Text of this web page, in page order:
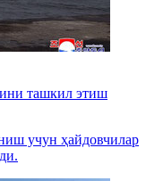
ташкил этиш
учун ҳайдовчилар